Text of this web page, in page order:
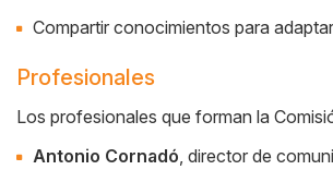
Compartir conocimientos para
Profesionales
Los profesionales que forman la
Antonio Cornadó , director de